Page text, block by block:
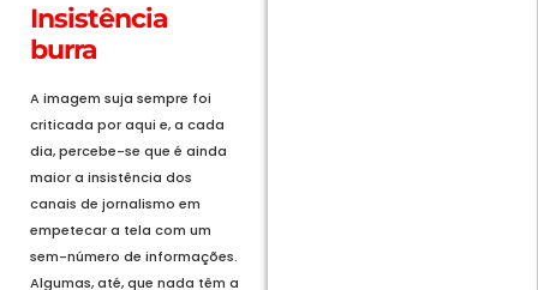
Insistência
burra
A imagem suja sempre foi
criticada por aqui e, a cada
dia, percebe-se que é ainda
maior a insistência dos
canais de jornalismo em
empetecar a tela com um
sem-número de informações.
Algumas, até, que nada têm a